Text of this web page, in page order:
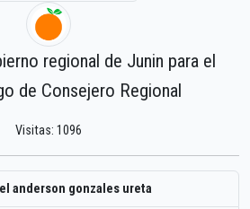
regional de Junin para el
de Consejero Regional
Visitas: 1096
anderson gonzales ureta